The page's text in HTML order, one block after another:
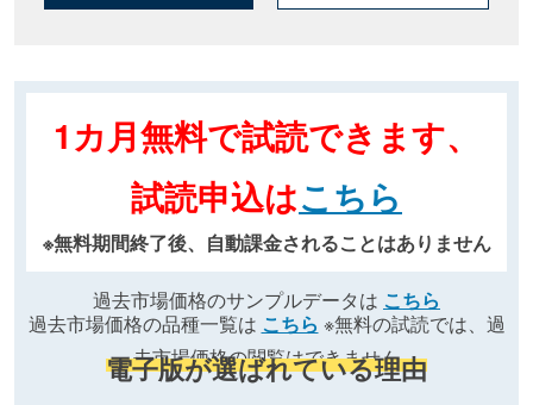
1カ月無料で試読できます、
試読申込はこちら
※無料期間終了後、自動課金されることはありません
過去市場価格のサンプルデータは こちら
過去市場価格の品種一覧は こちら ※無料の試読では、過
去市場価格の閲覧はできません
電子版が選ばれている理由